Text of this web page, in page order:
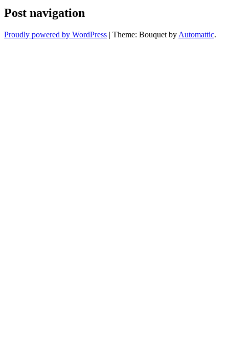
Post navigation
Proudly powered by WordPress | Theme: Bouquet by Automattic.